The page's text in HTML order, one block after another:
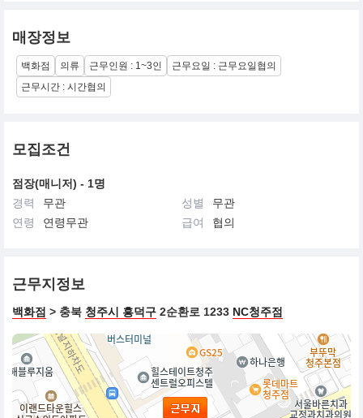
매장정보
백화점 의류 근무인원 : 1~3인
근무요일 : 근무요일협의
근무시간 : 시간협의
모집조건
점장(매니저) - 1명
경력
무관 성별
무관
연령
연령무관 급여 협의
근무지정보
백화점 > 충북 청주시 흥덕구 2순환로 1233 NC청주점